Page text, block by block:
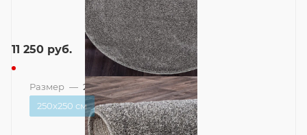
11 250 руб.
Размер — 250x250 см
250x250 см